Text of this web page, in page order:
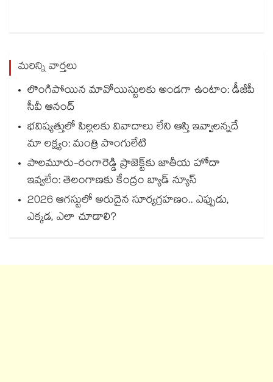
మరిన్ని వార్తలు
లొంగిపోయిన మావోయిస్టులకు అండగా ఉంటాం: డీజీపీ
సీవీ ఆనంద్
భవిష్యత్తులో పిల్లలకు వివాదాలు లేని ఆస్తి ఇవ్వాలన్నదే
మా లక్ష్యం: మంత్రి పొంగులేటి
పాలమూరు-రంగారెడ్డి ప్రాజెక్ట్‎కు జాతీయ హోదా
ఇవ్వలేం: తెలంగాణకు కేంద్రం బ్యాడ్ న్యూస్
2026 ఆగస్టులో అరుదైన సూర్యగ్రహణం.. ఎప్పుడు,
ఎక్కడ, ఎలా చూడాలి?